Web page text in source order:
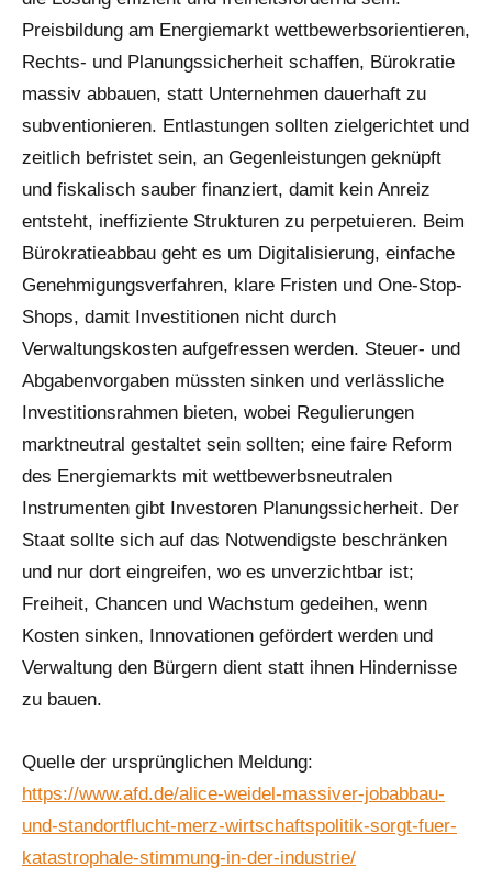
Preisbildung am Energiemarkt wettbewerbsorientieren,
Rechts- und Planungssicherheit schaffen, Bürokratie
massiv abbauen, statt Unternehmen dauerhaft zu
subventionieren. Entlastungen sollten zielgerichtet und
zeitlich befristet sein, an Gegenleistungen geknüpft
und fiskalisch sauber finanziert, damit kein Anreiz
entsteht, ineffiziente Strukturen zu perpetuieren. Beim
Bürokratieabbau geht es um Digitalisierung, einfache
Genehmigungsverfahren, klare Fristen und One-Stop-
Shops, damit Investitionen nicht durch
Verwaltungskosten aufgefressen werden. Steuer- und
Abgabenvorgaben müssten sinken und verlässliche
Investitionsrahmen bieten, wobei Regulierungen
marktneutral gestaltet sein sollten; eine faire Reform
des Energiemarkts mit wettbewerbsneutralen
Instrumenten gibt Investoren Planungssicherheit. Der
Staat sollte sich auf das Notwendigste beschränken
und nur dort eingreifen, wo es unverzichtbar ist;
Freiheit, Chancen und Wachstum gedeihen, wenn
Kosten sinken, Innovationen gefördert werden und
Verwaltung den Bürgern dient statt ihnen Hindernisse
zu bauen.
Quelle der ursprünglichen Meldung:
https://www.afd.de/alice-weidel-massiver-jobabbau-
und-standortflucht-merz-wirtschaftspolitik-sorgt-fuer-
katastrophale-stimmung-in-der-industrie/